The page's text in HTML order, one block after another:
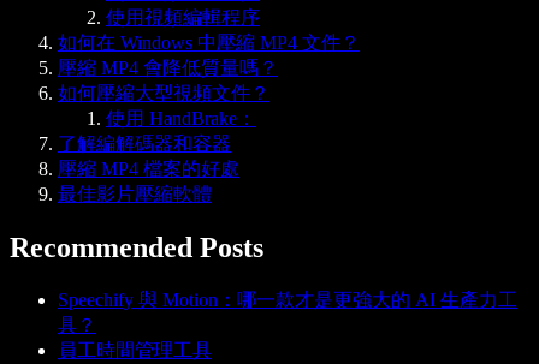
使用視頻編輯程序
如何在 Windows 中壓縮 MP4 文件？
壓縮 MP4 會降低質量嗎？
如何壓縮大型視頻文件？
使用 HandBrake：
了解編解碼器和容器
壓縮 MP4 檔案的好處
最佳影片壓縮軟體
Recommended Posts
Speechify 與 Motion：哪一款才是更強大的 AI 生產力工
具？
員工時間管理工具